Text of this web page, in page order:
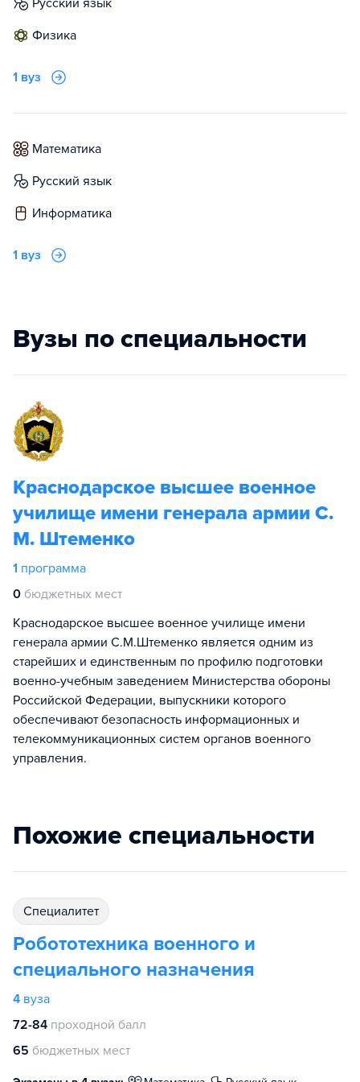
русский язык
физика
1 вуз
математика
русский язык
информатика
1 вуз
Вузы по специальности
Краснодарское высшее военное
училище имени генерала армии С.
М. Штеменко
1 программа
0 бюджетных мест
Краснодарское высшее военное училище имени
генерала армии С.М.Штеменко является одним из
старейших и единственным по профилю подготовки
военно-учебным заведением Министерства обороны
Российской Федерации, выпускники которого
обеспечивают безопасность информационных и
телекоммуникационных систем органов военного
управления.
Похожие специальности
специалитет
Робототехника военного и
специального назначения
4 вуза
72-84 проходной балл
65 бюджетных мест